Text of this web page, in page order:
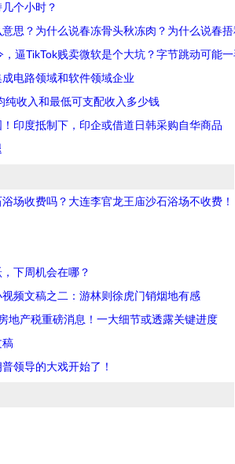
个小时？
思？为什么说春冻骨头秋冻肉？为什么说春
逼TikTok贱卖微软是个大坑？字节跳动可能
电路领域和软件领域企业
纯收入和最低可支配收入多少钱
印度抵制下，印企或借道日韩采购自华商品
场收费吗？大连李官龙王庙沙石浴场不收费！
下周机会在哪？
频文稿之二：游林则徐虎门销烟地有感
地产税重磅消息！一大细节或透露关键进度
稿
领导的大戏开始了！